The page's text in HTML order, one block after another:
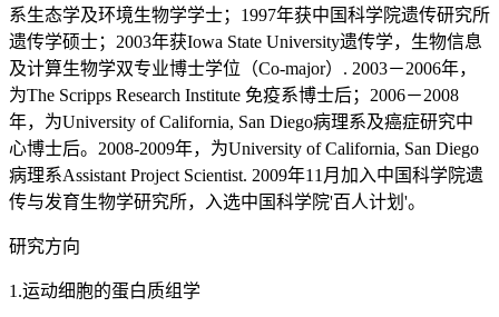
系生态学及环境生物学学士；1997年获中国科学院遗传研究所
遗传学硕士；2003年获Iowa State University遗传学，生物信息
及计算生物学双专业博士学位（Co-major）. 2003－2006年，
为The Scripps Research Institute 免疫系博士后；2006－2008
年，为University of California, San Diego病理系及癌症研究中
心博士后。2008-2009年，为University of California, San Diego
病理系Assistant Project Scientist. 2009年11月加入中国科学院遗
传与发育生物学研究所，入选中国科学院'百人计划'。
研究方向
1.运动细胞的蛋白质组学